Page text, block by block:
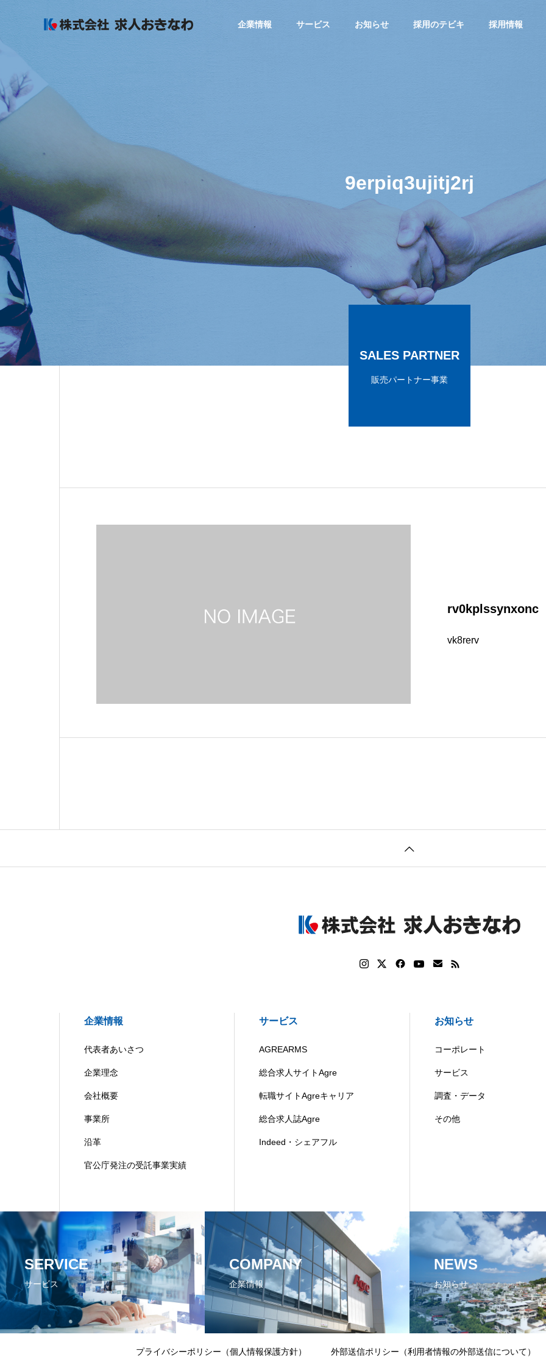
企業情報 サービス お知らせ 採用のテビキ 採用情報
企業情報
事業所
サービス
採用力アップ！
まるごと運用サ
ービス
総合求人サイ
求人サイト
転職サイトA
greキャリア
「キャリア志
向」向け転職サ
イト
9erpiq3ujitj2rj
SALES PARTNER
販売パートナー事業
rv0kplssynxonc
vk8rerv
企業情報
代表者あいさつ
企業理念
会社概要
事業所
沿革
官公庁発注の受託事業実績
サービス
AGREARMS
総合求人サイトAgre
転職サイトAgreキャリア
総合求人誌Agre
Indeed・シェアフル
お知らせ
コーポレート
サービス
調査・データ
その他
SERVICE
サービス
COMPANY
企業情報
NEWS
お知らせ
プライバシーポリシー（個人情報保護方針） 外部送信ポリシー（利用者情報の外部送信について）